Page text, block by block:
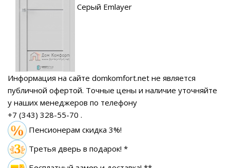
Серый Emlayer
Информация на сайте domkomfort.net не является
публичной офертой. Точные цены и наличие уточняйте
у наших менеджеров по телефону
+7 (343) 328-55-70 .
Пенсионерам скидка 3%!
Третья дверь в подарок! *